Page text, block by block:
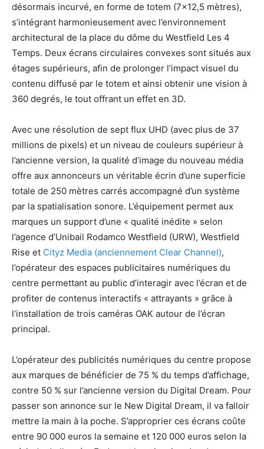
désormais incurvé, en forme de totem (7×12,5 mètres),
s’intégrant harmonieusement avec l’environnement
architectural de la place du dôme du Westfield Les 4
Temps. Deux écrans circulaires convexes sont situés aux
étages supérieurs, afin de prolonger l’impact visuel du
contenu diffusé par le totem et ainsi obtenir une vision à
360 degrés, le tout offrant un effet en 3D.
Avec une résolution de sept flux UHD (avec plus de 37
millions de pixels) et un niveau de couleurs supérieur à
l’ancienne version, la qualité d’image du nouveau média
offre aux annonceurs un véritable écrin d’une superficie
totale de 250 mètres carrés accompagné d’un système
par la spatialisation sonore. L’équipement permet aux
marques un support d’une « qualité inédite » selon
l’agence d’Unibail Rodamco Westfield (URW), Westfield
Rise et Cityz Media (anciennement Clear Channel),
l’opérateur des espaces publicitaires numériques du
centre permettant au public d’interagir avec l’écran et de
profiter de contenus interactifs « attrayants » grâce à
l’installation de trois caméras OAK autour de l’écran
principal.
L’opérateur des publicités numériques du centre propose
aux marques de bénéficier de 75 % du temps d’affichage,
contre 50 % sur l’ancienne version du Digital Dream. Pour
passer son annonce sur le New Digital Dream, il va falloir
mettre la main à la poche. S’approprier ces écrans coûte
entre 90 000 euros la semaine et 120 000 euros selon la